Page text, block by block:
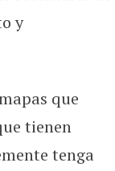
y
que
tienen
tenga